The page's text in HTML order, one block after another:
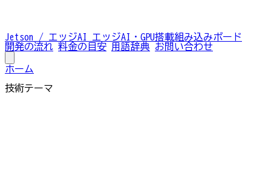
Jetson / エッジAI
エッジAI・GPU搭載組み込みボード
開発の流れ 料金の目安 用語辞典 お問い合わせ
ホーム
技術テーマ